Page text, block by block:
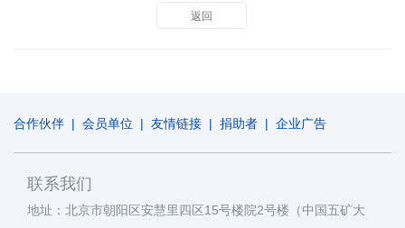
返回
合作伙伴 | 会员单位 | 友情链接 | 捐助者 | 企业广告
联系我们
地址：北京市朝阳区安慧里四区15号楼院2号楼（中国五矿大